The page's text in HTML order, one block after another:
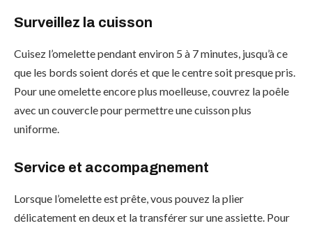
Surveillez la cuisson
Cuisez l’omelette pendant environ 5 à 7 minutes, jusqu’à ce
que les bords soient dorés et que le centre soit presque pris.
Pour une omelette encore plus moelleuse, couvrez la poêle
avec un couvercle pour permettre une cuisson plus
uniforme.
Service et accompagnement
Lorsque l’omelette est prête, vous pouvez la plier
délicatement en deux et la transférer sur une assiette. Pour